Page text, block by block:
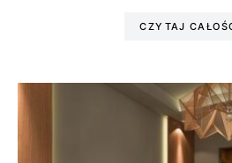
CZYTAJ